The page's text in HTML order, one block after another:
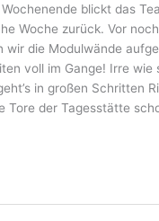
blickt das
Woche zurück. Vor
wir die Modulwände
voll im Gange! Irre wie
in großen Schritten
Tore der Tagesstätte